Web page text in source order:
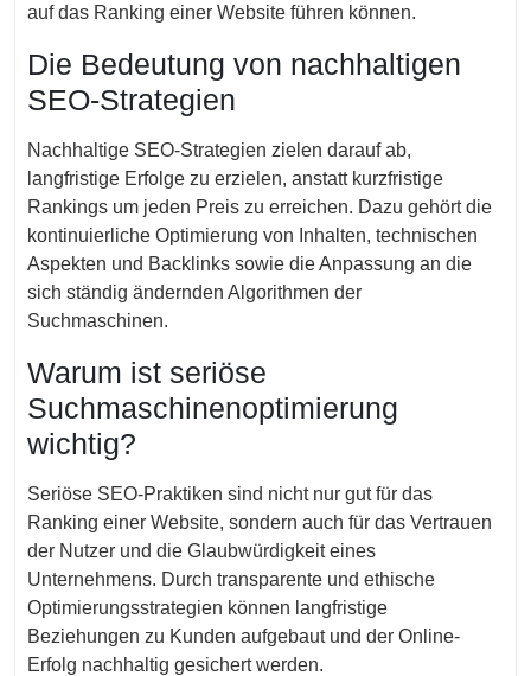
auf das Ranking einer Website führen können.
Die Bedeutung von nachhaltigen
SEO-Strategien
Nachhaltige SEO-Strategien zielen darauf ab,
langfristige Erfolge zu erzielen, anstatt kurzfristige
Rankings um jeden Preis zu erreichen. Dazu gehört die
kontinuierliche Optimierung von Inhalten, technischen
Aspekten und Backlinks sowie die Anpassung an die
sich ständig ändernden Algorithmen der
Suchmaschinen.
Warum ist seriöse
Suchmaschinenoptimierung
wichtig?
Seriöse SEO-Praktiken sind nicht nur gut für das
Ranking einer Website, sondern auch für das Vertrauen
der Nutzer und die Glaubwürdigkeit eines
Unternehmens. Durch transparente und ethische
Optimierungsstrategien können langfristige
Beziehungen zu Kunden aufgebaut und der Online-
Erfolg nachhaltig gesichert werden.